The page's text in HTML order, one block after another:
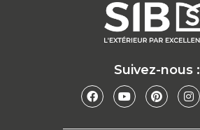
Suivez-nous :